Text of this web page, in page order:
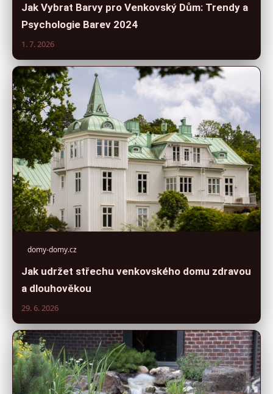
Jak Vybrat Barvy pro Venkovský Dům: Trendy a
Psychologie Barev 2024
1. 7. 2026
domy-domy.cz
Jak udržet střechu venkovského domu zdravou
a dlouhověkou
29. 6. 2026